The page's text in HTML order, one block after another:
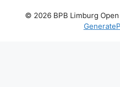
© 2026 BPB Limburg